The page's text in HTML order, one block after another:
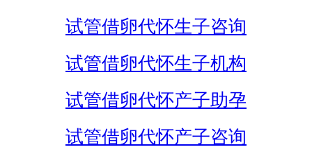
试管借卵代怀生子咨询
试管借卵代怀生子机构
试管借卵代怀产子助孕
试管借卵代怀产子咨询